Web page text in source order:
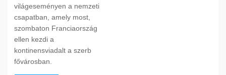
világeseményen a nemzeti
csapatban, amely most,
szombaton Franciaország
ellen kezdi a
kontinensviadalt a szerb
fővárosban.